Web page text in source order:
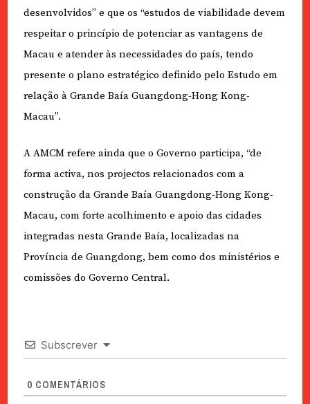
desenvolvidos” e que os “estudos de viabilidade devem
respeitar o princípio de potenciar as vantagens de
Macau e atender às necessidades do país, tendo
presente o plano estratégico definido pelo Estudo em
relação à Grande Baía Guangdong-Hong Kong-
Macau”.
A AMCM refere ainda que o Governo participa, “de
forma activa, nos projectos relacionados com a
construção da Grande Baía Guangdong-Hong Kong-
Macau, com forte acolhimento e apoio das cidades
integradas nesta Grande Baía, localizadas na
Província de Guangdong, bem como dos ministérios e
comissões do Governo Central.
Subscrever
0 COMENTÁRIOS